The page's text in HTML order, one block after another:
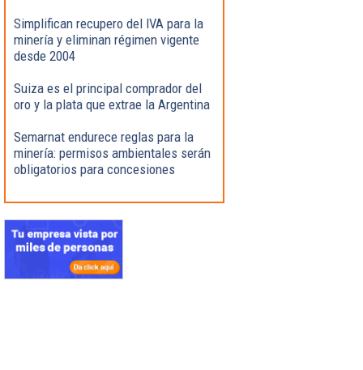
Simplifican recupero del IVA para la
minería y eliminan régimen vigente
desde 2004
Suiza es el principal comprador del
oro y la plata que extrae la Argentina
Semarnat endurece reglas para la
minería: permisos ambientales serán
obligatorios para concesiones